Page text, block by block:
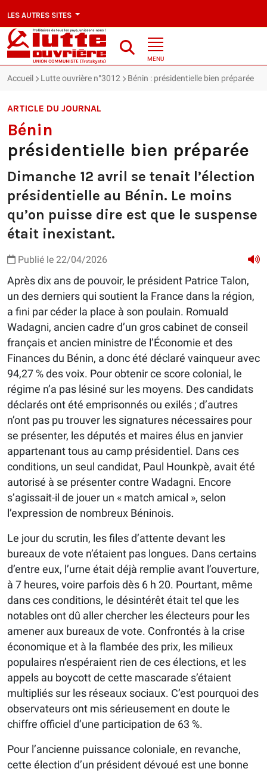
LES AUTRES SITES
MENU
Accueil Lutte ouvrière n°3012 Bénin : présidentielle bien préparée
ARTICLE DU JOURNAL
Bénin
présidentielle bien préparée
Dimanche 12 avril se tenait l’élection
présidentielle au Bénin. Le moins
qu’on puisse dire est que le suspense
était inexistant.
Publié le 22/04/2026
Après dix ans de pouvoir, le président Patrice Talon,
un des derniers qui soutient la France dans la région,
a fini par céder la place à son poulain. Romuald
Wadagni, ancien cadre d’un gros cabinet de conseil
français et ancien ministre de l’Économie et des
Finances du Bénin, a donc été déclaré vainqueur avec
94,27 % des voix. Pour obtenir ce score colonial, le
régime n’a pas lésiné sur les moyens. Des candidats
déclarés ont été emprisonnés ou exilés ; d’autres
n’ont pas pu trouver les signatures nécessaires pour
se présenter, les députés et maires élus en janvier
appartenant tous au camp présidentiel. Dans ces
conditions, un seul candidat, Paul Hounkpè, avait été
autorisé à se présenter contre Wadagni. Encore
s’agissait-il de jouer un « match amical », selon
l’expression de nombreux Béninois.
Le jour du scrutin, les files d’attente devant les
bureaux de vote n’étaient pas longues. Dans certains
d’entre eux, l’urne était déjà remplie avant l’ouverture,
à 7 heures, voire parfois dès 6 h 20. Pourtant, même
dans ces conditions, le désintérêt était tel que les
notables ont dû aller chercher les électeurs pour les
amener aux bureaux de vote. Confrontés à la crise
économique et à la flambée des prix, les milieux
populaires n’espéraient rien de ces élections, et les
appels au boycott de cette mascarade s’étaient
multipliés sur les réseaux sociaux. C’est pourquoi des
observateurs ont mis sérieusement en doute le
chiffre officiel d’une participation de 63 %.
Pour l’ancienne puissance coloniale, en revanche,
cette élection d’un président dévoué est une bonne